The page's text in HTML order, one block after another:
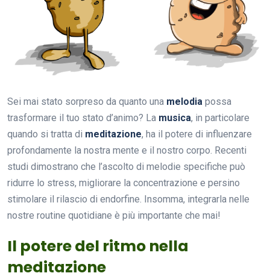
Sei mai stato sorpreso da quanto una melodia possa
trasformare il tuo stato d’animo? La musica, in particolare
quando si tratta di meditazione, ha il potere di influenzare
profondamente la nostra mente e il nostro corpo. Recenti
studi dimostrano che l’ascolto di melodie specifiche può
ridurre lo stress, migliorare la concentrazione e persino
stimolare il rilascio di endorfine. Insomma, integrarla nelle
nostre routine quotidiane è più importante che mai!
Il potere del ritmo nella
meditazione